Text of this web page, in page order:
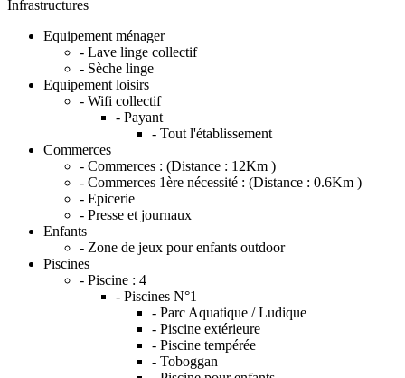
Infrastructures
Equipement ménager
- Lave linge collectif
- Sèche linge
Equipement loisirs
- Wifi collectif
- Payant
- Tout l'établissement
Commerces
- Commerces : (Distance : 12Km )
- Commerces 1ère nécessité : (Distance : 0.6Km )
- Epicerie
- Presse et journaux
Enfants
- Zone de jeux pour enfants outdoor
Piscines
- Piscine : 4
- Piscines N°1
- Parc Aquatique / Ludique
- Piscine extérieure
- Piscine tempérée
- Toboggan